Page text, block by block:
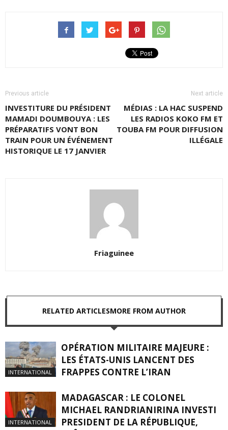
Previous article
INVESTITURE DU PRÉSIDENT
MAMADI DOUMBOUYA : LES
PRÉPARATIFS VONT BON
TRAIN POUR UN ÉVÉNEMENT
HISTORIQUE LE 17 JANVIER
Next article
MÉDIAS : LA HAC SUSPEND
LES RADIOS KOKO FM ET
TOUBA FM POUR DIFFUSION
ILLÉGALE
Friaguinee
RELATED ARTICLESMORE FROM AUTHOR
INTERNATIONAL
OPÉRATION MILITAIRE MAJEURE :
LES ÉTATS-UNIS LANCENT DES
FRAPPES CONTRE L’IRAN
INTERNATIONAL
MADAGASCAR : LE COLONEL
MICHAEL RANDRIANIRINA INVESTI
PRESIDENT DE LA RÉPUBLIQUE,